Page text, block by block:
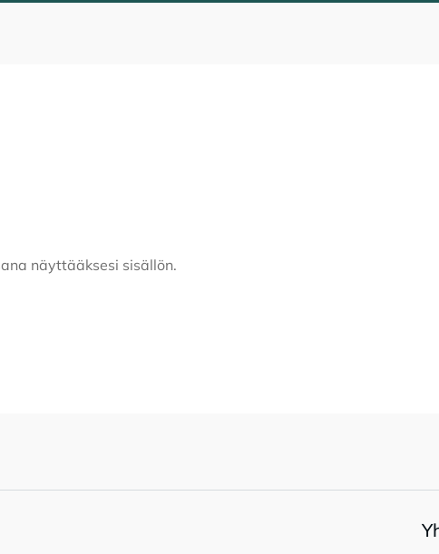
näyttääksesi sisällön.